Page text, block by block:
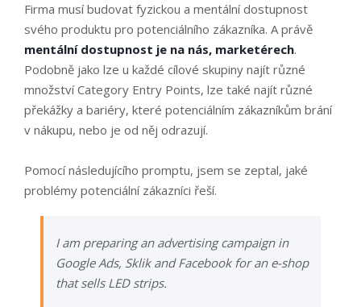
Firma musí budovat fyzickou a mentální dostupnost
svého produktu pro potenciálního zákazníka. A právě
mentální dostupnost je na nás, marketérech.
Podobně jako lze u každé cílové skupiny najít různé
množství Category Entry Points, lze také najít různé
překážky a bariéry, které potenciálním zákazníkům brání
v nákupu, nebo je od něj odrazují.
Pomocí následujícího promptu, jsem se zeptal, jaké
problémy potenciální zákazníci řeší.
I am preparing an advertising campaign in
Google Ads, Sklik and Facebook for an e-shop
that sells LED strips.